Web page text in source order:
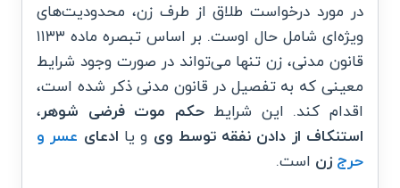
در مورد درخواست طلاق از طرف زن، محدودیت‌های
ویژه‌ای شامل حال اوست. بر اساس تبصره ماده ۱۱۳۳
قانون مدنی، زن تنها می‌تواند در صورت وجود شرایط
معینی که به تفصیل در قانون مدنی ذکر شده است،
اقدام کند. این شرایطحکم موت فرضی شوهر،
استنکاف از دادن نفقه توسط وی و یا ادعای عسر و
حرج زن است.